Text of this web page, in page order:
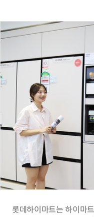
롯데하이마트는 하이마